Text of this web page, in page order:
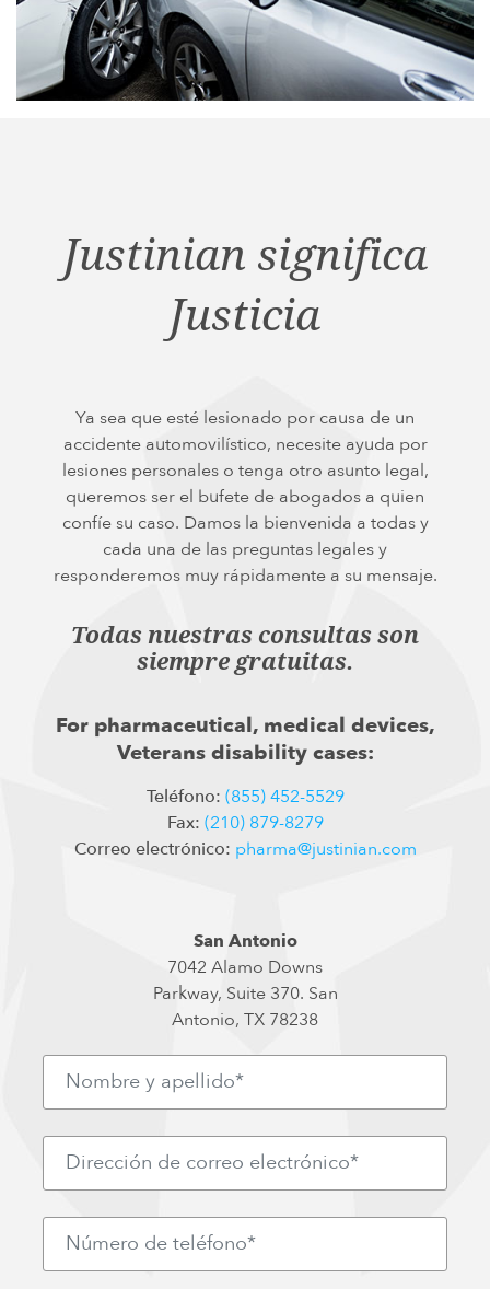
Justinian significa
Justicia
Ya sea que esté lesionado por causa de un
accidente automovilístico, necesite ayuda por
lesiones personales o tenga otro asunto legal,
queremos ser el bufete de abogados a quien
confíe su caso. Damos la bienvenida a todas y
cada una de las preguntas legales y
responderemos muy rápidamente a su mensaje.
Todas nuestras consultas son
siempre gratuitas.
For pharmaceutical, medical devices,
Veterans disability cases:
Teléfono: (855) 452-5529
Fax: (210) 879-8279
Correo electrónico: pharma@justinian.com
San Antonio
7042 Alamo Downs
Parkway, Suite 370. San
Antonio, TX 78238